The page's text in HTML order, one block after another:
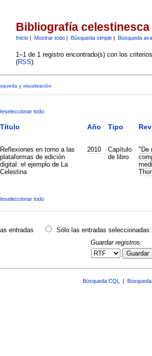
Bibliografía celestinesca
Inicio| Mostrar todo| Búsqueda simple| Búsqueda
1–1 de 1 registro encontrado(s) con los
(RSS):
y visualización
todo
Título Año Tipo
Reflexiones en torno a las
plataformas de edición
digital: el ejemplo de La
Celestina
2010
Capítulo
de libro
"De
todo
entradas
Sólo las entradas seleccionadas:
Guardar registros:
Guardar
Búsqueda CQL